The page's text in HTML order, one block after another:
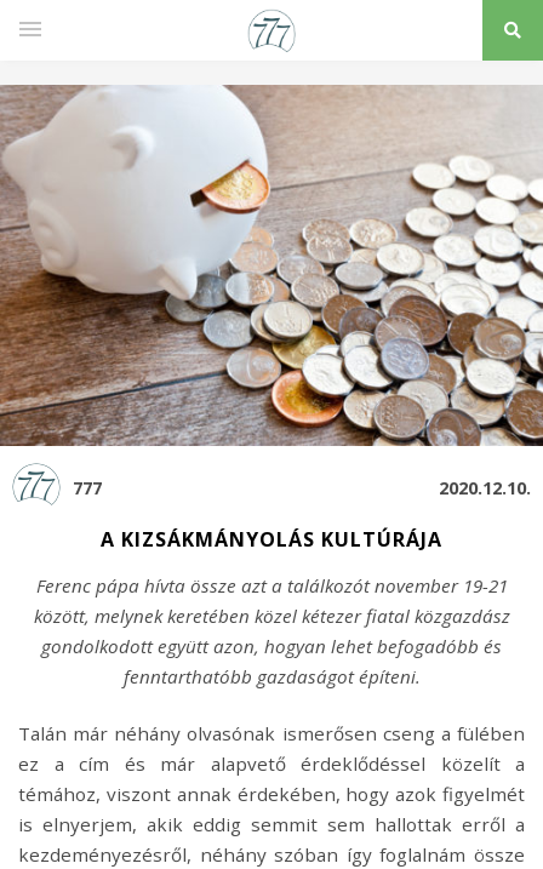
777 2020.12.10.
A KIZSÁKMÁNYOLÁS KULTÚRÁJA
Ferenc pápa hívta össze azt a találkozót november 19-21
között, melynek keretében közel kétezer fiatal közgazdász
gondolkodott együtt azon, hogyan lehet befogadóbb és
fenntarthatóbb gazdaságot építeni.
Talán már néhány olvasónak ismerősen cseng a fülében
ez a cím és már alapvető érdeklődéssel közelít a
témához, viszont annak érdekében, hogy azok figyelmét
is elnyerjem, akik eddig semmit sem hallottak erről a
kezdeményezésről, néhány szóban így foglalnám össze